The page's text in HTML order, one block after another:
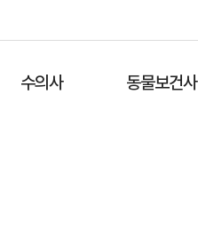
수의사 동물보건사